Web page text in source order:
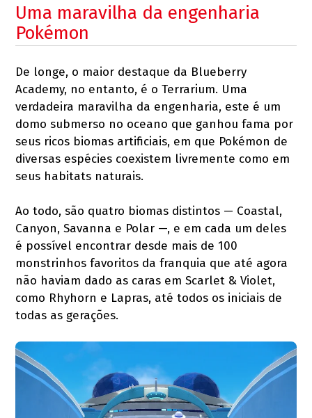
Uma maravilha da engenharia
Pokémon
De longe, o maior destaque da Blueberry
Academy, no entanto, é o Terrarium. Uma
verdadeira maravilha da engenharia, este é um
domo submerso no oceano que ganhou fama por
seus ricos biomas artificiais, em que Pokémon de
diversas espécies coexistem livremente como em
seus habitats naturais.
Ao todo, são quatro biomas distintos — Coastal,
Canyon, Savanna e Polar —, e em cada um deles
é possível encontrar desde mais de 100
monstrinhos favoritos da franquia que até agora
não haviam dado as caras em Scarlet & Violet,
como Rhyhorn e Lapras, até todos os iniciais de
todas as gerações.